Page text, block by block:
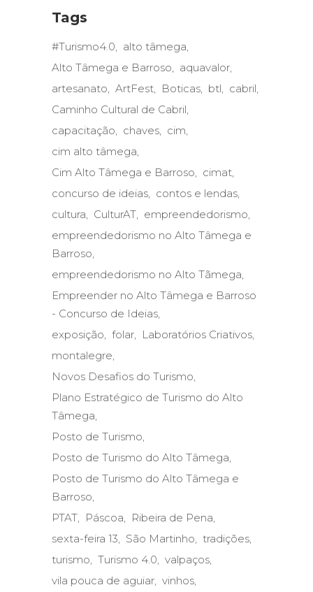
Tags
#Turismo4.0
alto tâmega
Alto Tâmega e Barroso
aquavalor
artesanato
ArtFest Boticas btl
cabril
Caminho Cultural de Cabril
capacitação
chaves
cim
cim alto tâmega
Cim Alto Tâmega e Barroso
cimat
concurso de ideias
contos e lendas
cultura
CulturAT
empreendedorismo
empreendedorismo no Alto Tâmega e
Barroso
empreendedorismo no Alto Tãmega
Empreender no Alto Tâmega e Barroso
- Concurso de Ideias
exposição
folar
Laboratórios Criativos
montalegre
Novos Desafios do Turismo
Plano Estratégico de Turismo do Alto
Tâmega
Posto de Turismo
Posto de Turismo do Alto Tâmega
Posto de Turismo do Alto Tâmega e
Barroso
PTAT
Páscoa
Ribeira de Pena
sexta-feira 13
São Martinho
tradições
turismo
Turismo 4.0
valpaços
vila pouca de aguiar vinhos